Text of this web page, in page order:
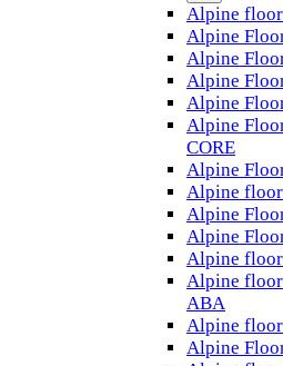
Alpine floor
Alpine
Alpine
Alpine
Alpine
Alpine
CORE
Alpine
Alpine
Alpine
Alpine
Alpine
Alpine floor
ABA
Alpine floor
Alpine